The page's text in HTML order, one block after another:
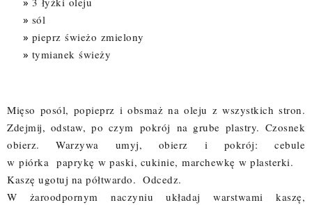
sól
pieprz świeżo zmielony
tymianek świeży
Mięso posól, popieprz i obsmaż na oleju z wszystkich stron.
Zdejmij, odstaw, po czym pokrój na grube plastry. Czosnek
obierz. Warzywa umyj, obierz i pokrój: cebule
w piórka paprykę w paski, cukinie, marchewkę w plasterki.
Kaszę ugotuj na półtwardo. Odcedz.
W żaroodpornym naczyniu układaj warstwami kaszę,